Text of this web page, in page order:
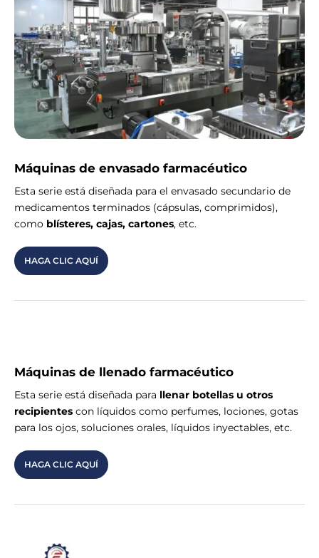
Máquinas de envasado farmacéutico
Esta serie está diseñada para el envasado secundario de
medicamentos terminados (cápsulas, comprimidos),
como blísteres, cajas, cartones, etc.
HAGA CLIC AQUÍ
Máquinas de llenado farmacéutico
Esta serie está diseñada para llenar botellas u otros
recipientes con líquidos como perfumes, lociones, gotas
para los ojos, soluciones orales, líquidos inyectables, etc.
HAGA CLIC AQUÍ